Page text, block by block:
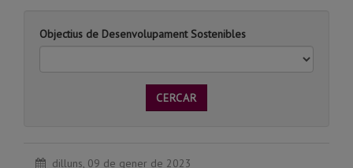
Objectius de Desenvolupament Sostenibles
CERCAR
dilluns, 09 de gener de 2023